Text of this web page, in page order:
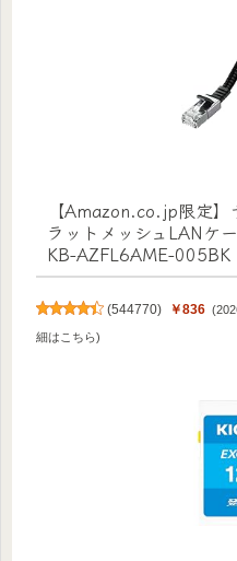
【Amazon.co.jp限定
ラットメッシュLANケ
KB-AZFL6AME-005BK
(544770) ￥836
細はこちら)